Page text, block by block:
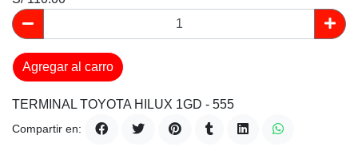
Agregar al carro
TERMINAL TOYOTA HILUX 1GD - 555
Compartir en: